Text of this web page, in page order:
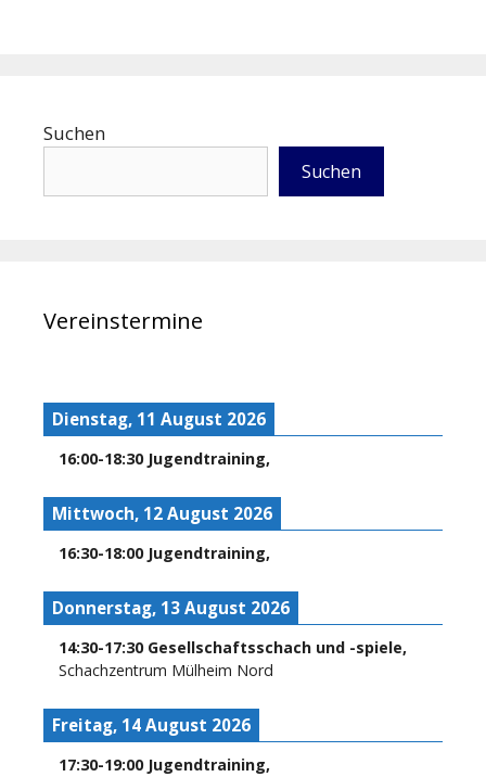
Suchen
Suchen
Vereinstermine
Dienstag, 11 August 2026
16:00-18:30 Jugendtraining,
Mittwoch, 12 August 2026
16:30-18:00 Jugendtraining,
Donnerstag, 13 August 2026
14:30-17:30 Gesellschaftsschach und -spiele,
Schachzentrum Mülheim Nord
Freitag, 14 August 2026
17:30-19:00 Jugendtraining,